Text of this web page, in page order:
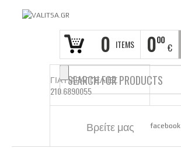
0 ITEMS 000
€
ΓΙΑ ΠΑΡΑΓΓΕΛΙΕΣ
210 6890055
Βρείτε μαςfacebook